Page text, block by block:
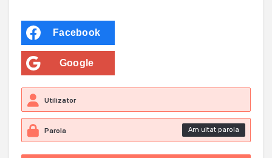
Facebook
Google
Am uitat parola